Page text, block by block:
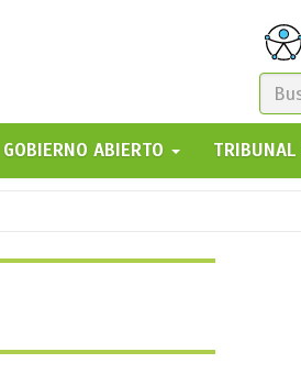
GO!
GOBIERNO ABIERTO TRIBUNAL